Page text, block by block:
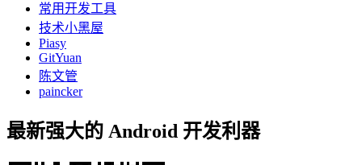
常用开发工具
技术小黑屋
Piasy
GitYuan
陈文管
paincker
最新强大的 Android 开发利器